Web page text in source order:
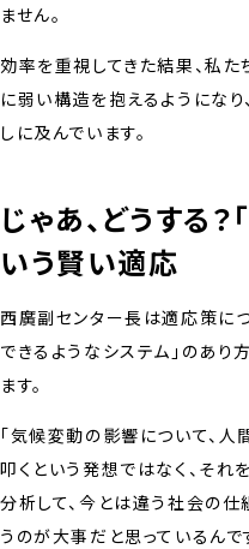
ません。
効率を重視してきた結果、私
に弱い構造を抱えるようにな
しに及んでいます。
じゃあ、どうする？
いう賢い適応
西廣副センター長は適応策に
できるようなシステム」のあり
ます。
「気候変動の影響について、
叩くという発想ではなく、そ
分析して、今とは違う社会の
うのが大事だと思っているんで